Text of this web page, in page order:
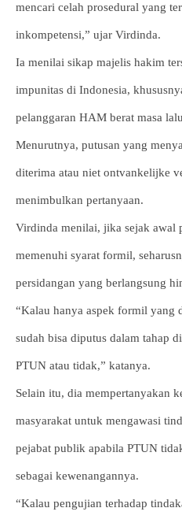
mencari celah prosedural yang
inkompetensi,” ujar Virdinda.
Ia menilai sikap majelis hakim
impunitas di Indonesia,
pelanggaran HAM berat masa
Menurutnya, putusan yang
diterima atau niet ontvankelijke
menimbulkan pertanyaan.
Virdinda menilai, jika sejak awal
memenuhi syarat formil,
persidangan yang berlangsung
“Kalau hanya aspek formil yang
sudah bisa diputus dalam tahap
PTUN atau tidak,” katanya.
Selain itu, dia mempertanyakan
masyarakat untuk mengawasi
pejabat publik apabila PTUN
sebagai kewenangannya.
“Kalau pengujian terhadap